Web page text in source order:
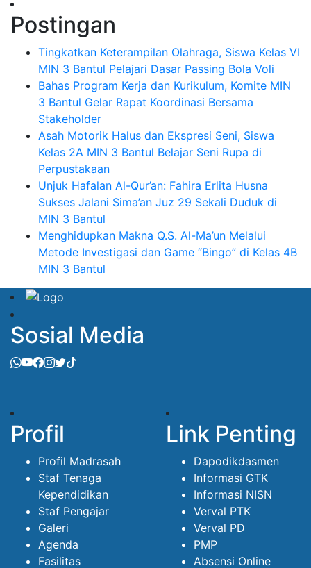
Postingan
Tingkatkan Keterampilan Olahraga, Siswa Kelas VI
MIN 3 Bantul Pelajari Dasar Passing Bola Voli
Bahas Program Kerja dan Kurikulum, Komite MIN
3 Bantul Gelar Rapat Koordinasi Bersama
Stakeholder
Asah Motorik Halus dan Ekspresi Seni, Siswa
Kelas 2A MIN 3 Bantul Belajar Seni Rupa di
Perpustakaan
Unjuk Hafalan Al-Qur’an: Fahira Erlita Husna
Sukses Jalani Sima’an Juz 29 Sekali Duduk di
MIN 3 Bantul
Menghidupkan Makna Q.S. Al-Ma’un Melalui
Metode Investigasi dan Game “Bingo” di Kelas 4B
MIN 3 Bantul
Sosial Media
Profil
Profil Madrasah
Staf Tenaga
Kependidikan
Staf Pengajar
Galeri
Agenda
Fasilitas
Link Penting
Dapodikdasmen
Informasi GTK
Informasi NISN
Verval PTK
Verval PD
PMP
Absensi Online